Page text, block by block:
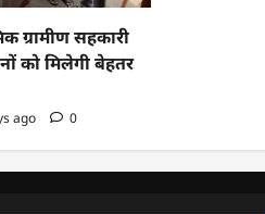
ग्रामीण सहकारी
को मिलेगी बेहतर
ago 0